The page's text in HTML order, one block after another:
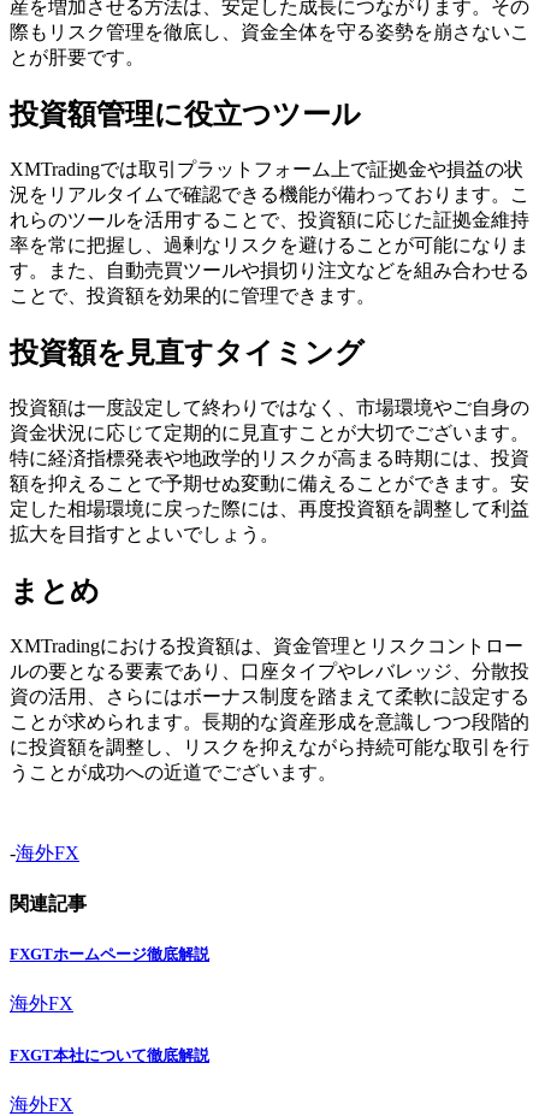
産を増加させる方法は、安定した成長につながります。その
際もリスク管理を徹底し、資金全体を守る姿勢を崩さないこ
とが肝要です。
投資額管理に役立つツール
XMTradingでは取引プラットフォーム上で証拠金や損益の状
況をリアルタイムで確認できる機能が備わっております。こ
れらのツールを活用することで、投資額に応じた証拠金維持
率を常に把握し、過剰なリスクを避けることが可能になりま
す。また、自動売買ツールや損切り注文などを組み合わせる
ことで、投資額を効果的に管理できます。
投資額を見直すタイミング
投資額は一度設定して終わりではなく、市場環境やご自身の
資金状況に応じて定期的に見直すことが大切でございます。
特に経済指標発表や地政学的リスクが高まる時期には、投資
額を抑えることで予期せぬ変動に備えることができます。安
定した相場環境に戻った際には、再度投資額を調整して利益
拡大を目指すとよいでしょう。
まとめ
XMTradingにおける投資額は、資金管理とリスクコントロー
ルの要となる要素であり、口座タイプやレバレッジ、分散投
資の活用、さらにはボーナス制度を踏まえて柔軟に設定する
ことが求められます。長期的な資産形成を意識しつつ段階的
に投資額を調整し、リスクを抑えながら持続可能な取引を行
うことが成功への近道でございます。
-海外FX
関連記事
FXGTホームページ徹底解説
海外FX
FXGT本社について徹底解説
海外FX